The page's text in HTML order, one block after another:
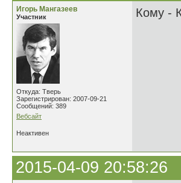
Игорь Мангазеев
Участник
Откуда: Тверь
Зарегистрирован: 2007-09-21
Сообщений: 389
Вебсайт
Кому -
Неактивен
2015-04-09 20:58:26